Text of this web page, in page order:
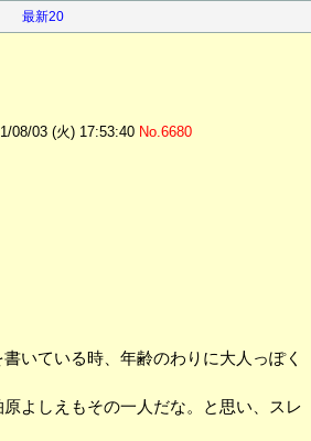
最新20
08/03 (火) 17:53:40 No.6680
いている時、年齢のわりに大人っぽく
よしえもその一人だな。と思い、スレ